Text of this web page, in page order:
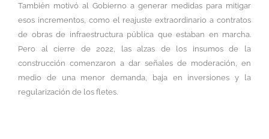
También motivó al Gobierno a generar medidas para mitigar
esos incrementos, como el reajuste extraordinario a contratos
de obras de infraestructura pública que estaban en marcha.
Pero al cierre de 2022, las alzas de los insumos de la
construcción comenzaron a dar señales de moderación, en
medio de una menor demanda, baja en inversiones y la
regularización de los fletes.